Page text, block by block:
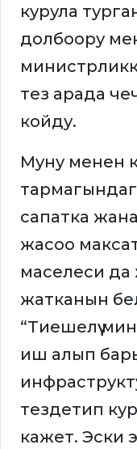
курула
долбоору
тез арада
койду.
Муну менен
сапатка
жасоо
маселеси
жатканын
“Тиешелүү
иш алып
тездетип
кажет. Эски